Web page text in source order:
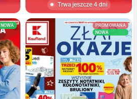
Trwa jeszcze 4 dni
NOWA
PROMOWANA
NOWA